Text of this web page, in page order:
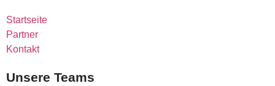
Startseite
Partner
Kontakt
Unsere Teams